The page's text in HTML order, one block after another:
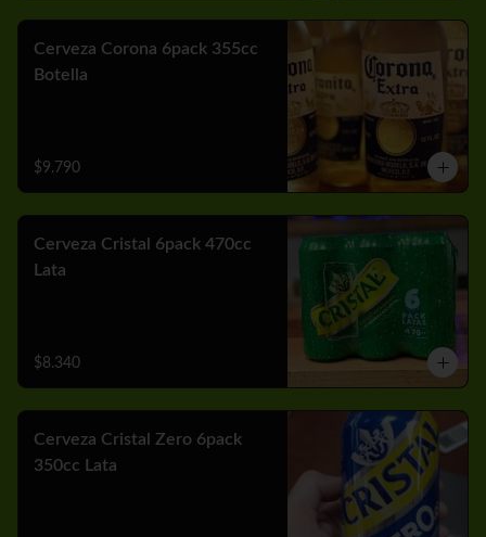
Cerveza Corona 6pack 355cc
Botella
$9.790
Cerveza Cristal 6pack 470cc
Lata
$8.340
Cerveza Cristal Zero 6pack
350cc Lata